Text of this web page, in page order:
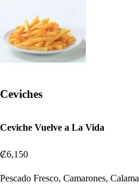
Ceviches
Ceviche Vuelve a La Vida
₡6,150
Pescado Fresco, Camarones,